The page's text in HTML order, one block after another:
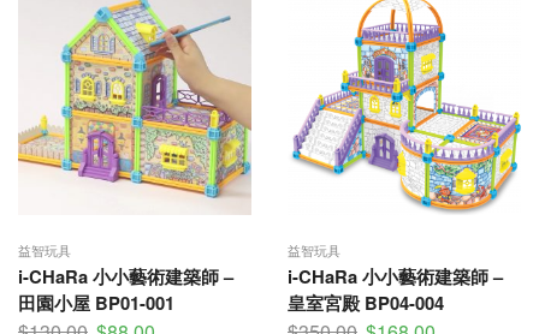
益智玩具
i-CHaRa 小小藝術建築師 –
田園小屋 BP01-001
益智玩具
i-CHaRa 小小藝術建築師 –
皇室宮殿 BP04-004